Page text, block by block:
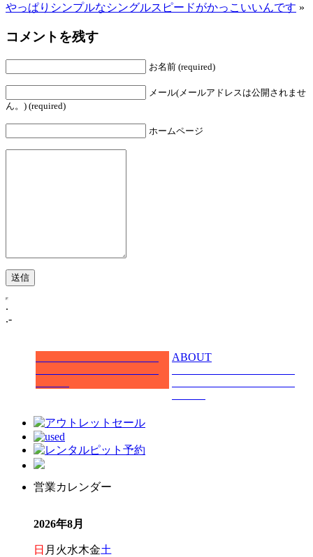
やっぱりシンプルなシングルスピードがかっこいいんです »
コメントを残す
お名前 (required)
メール(メールアドレスは公開されませ
ん。) (required)
ホームページ
.
.-
ABOUT
営業カレンダー
2026年8月
日 月 火水木金土